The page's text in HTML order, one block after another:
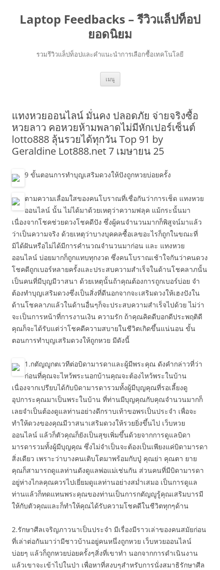
Laptop Feedbacks – รีวิวแล็ปท็อป
ยอดนิยม
รวมรีวิวแล็ปท็อปและคำแนะนำการเลือกซื้อเทคโนโลยี
เมนู ข้าม
ยัง
แทงหวยออนไลน์ มั่นคง ปลอดภัย จ่ายจริงซื้อ
หวยลาว คอหวยห้ามพลาดไม่มีหักเปอร์เซ็นต์
lotto888 ลุ้นรวยได้ทุกวัน Top 91 by
Geraldine Lot888.net 7 เมษายน 25
9 ขั้นตอนการทำบุญเสริมดวงให้ปังถูกหวยบ่อยครั้ง
ตามความเลื่อมใสของคนโบราณที่เชื่อกันว่าการเช็ด แทงหวย
ออนไลน์ นั้น ไม่ได้มาด้วยเหตุว่าความฟลุค แม้กระนั้นมา
เนื่องจากโชคช่วยดวงโชคดีปัง ซึ่งผู้คนจำนวนมากก็พิสูจน์มาแล้ว
ว่าเป็นความจริง ด้วยเหตุว่าบางบุคคลซื้อเลขอะไรก็ถูกในขณะที่
มิได้ฝันหรือไม่ได้มีการคำนวณจำนวนมาก่อน และ แทงหวย
ออนไลน์ บ่อยมากก็ถูกแทบทุกงวด ซึ่งคนโบราณเช้าใจกันว่าคนดวง
โชคดีถูกเบอร์หลายครั้งและประสบความสำเร็จในด้านโชคลาภนั้น
เป็นคนที่มีบุญมีวาสนา ด้วยเหตุนั้นถ้าคุณต้องการถูกเบอร์บ่อย จำ
ต้องทำบุญเสริมดวงซึ่งเป็นสิ่งที่ดีนอกจากจะเสริมดวงให้เฮงปังใน
ด้านโชคลาภแล้วในด้านอื่นๆก็จะประสบความสำเร็จไปด้วย ไม่ว่า
จะเป็นการหน้าที่การงานเงิน ความรัก ถ้าคุณคิดดีบอกดีประพฤติดี
คุณก็จะได้รับแต่ว่าโชคดีความสบายในชีวิตเกิดขึ้นแน่นอน ขั้น
ตอนการทำบุญเสริมดวงให้ถูกหวย มีดังนี้
1.กตัญญูกตเวทีต่อบิดามารดาและผู้มีพระคุณ ดังคำกล่าวที่ว่า
ก่อนที่คุณจะไหว้พระนอกบ้านคุณจะต้องไหว้พระในบ้าน
เนื่องจากเปรียบได้กับบิดามารดารวมทั้งผู้มีบุญคุณที่รอเลี้ยงดู
อุปการะคุณมาเป็นพระในบ้าน ที่ท่านมีบุญคุณกับคุณจำนวนมากก็
เลยจำเป็นต้องดูแลท่านอย่างดีกราบเท้าขอพรเป็นประจำ เพื่อจะ
ทำให้ดวงของคุณมีวาสนาเสริมดวงให้รวยยิ่งขึ้นไป เว็บหวย
ออนไลน์ แล้วก็ตัวคุณก็ยังเป็นสุขเพิ่มขึ้นด้วยจากการดูแลบิดา
มารดารวมทั้งผู้มีบุญคุณ ซึ่งไม่จำเป็นจะต้องเป็นเพียงแค่บิดามารดา
สิ่งเดียว เพราะว่าบางคนเติบโตมาพร้อมกับปู่ คุณย่า คุณตา ยาย
คุณก็สามารถดูแลท่านดังดูแลพ่อแม่เช่นกัน ส่วนคนที่มีบิดามารดา
อยู่ห่างไกลคุณควรไปเยี่ยมดูแลท่านอย่างสม่ำเสมอ เป็นการดูแล
ท่านแล้วก็ทดแทนพระคุณของท่านเป็นการกตัญญูรู้คุณเสริมบารมี
ให้กับตัวคุณและก็ทำให้คุณได้รับความโชคดีในชีวิตทุกๆด้าน
2.รักษาศีลเจริญภาวนาเป็นประจำ มีเรื่องมีราวเล่าของคนสมัยก่อน
ที่เล่าต่อกันมาว่ามีชาวบ้านอยู่คนหนึ่งถูกหวย เว็บหวยออนไลน์
บ่อยๆ แล้วก็ถูกหวยบ่อยครั้งๆสิ่งที่เขาทำ นอกจากการดำเนินงาน
แล้วเขาจะเข้าไปในป่า เพื่อหาที่สงบๆสำหรับการนั่งสมาธิรักษาศีล